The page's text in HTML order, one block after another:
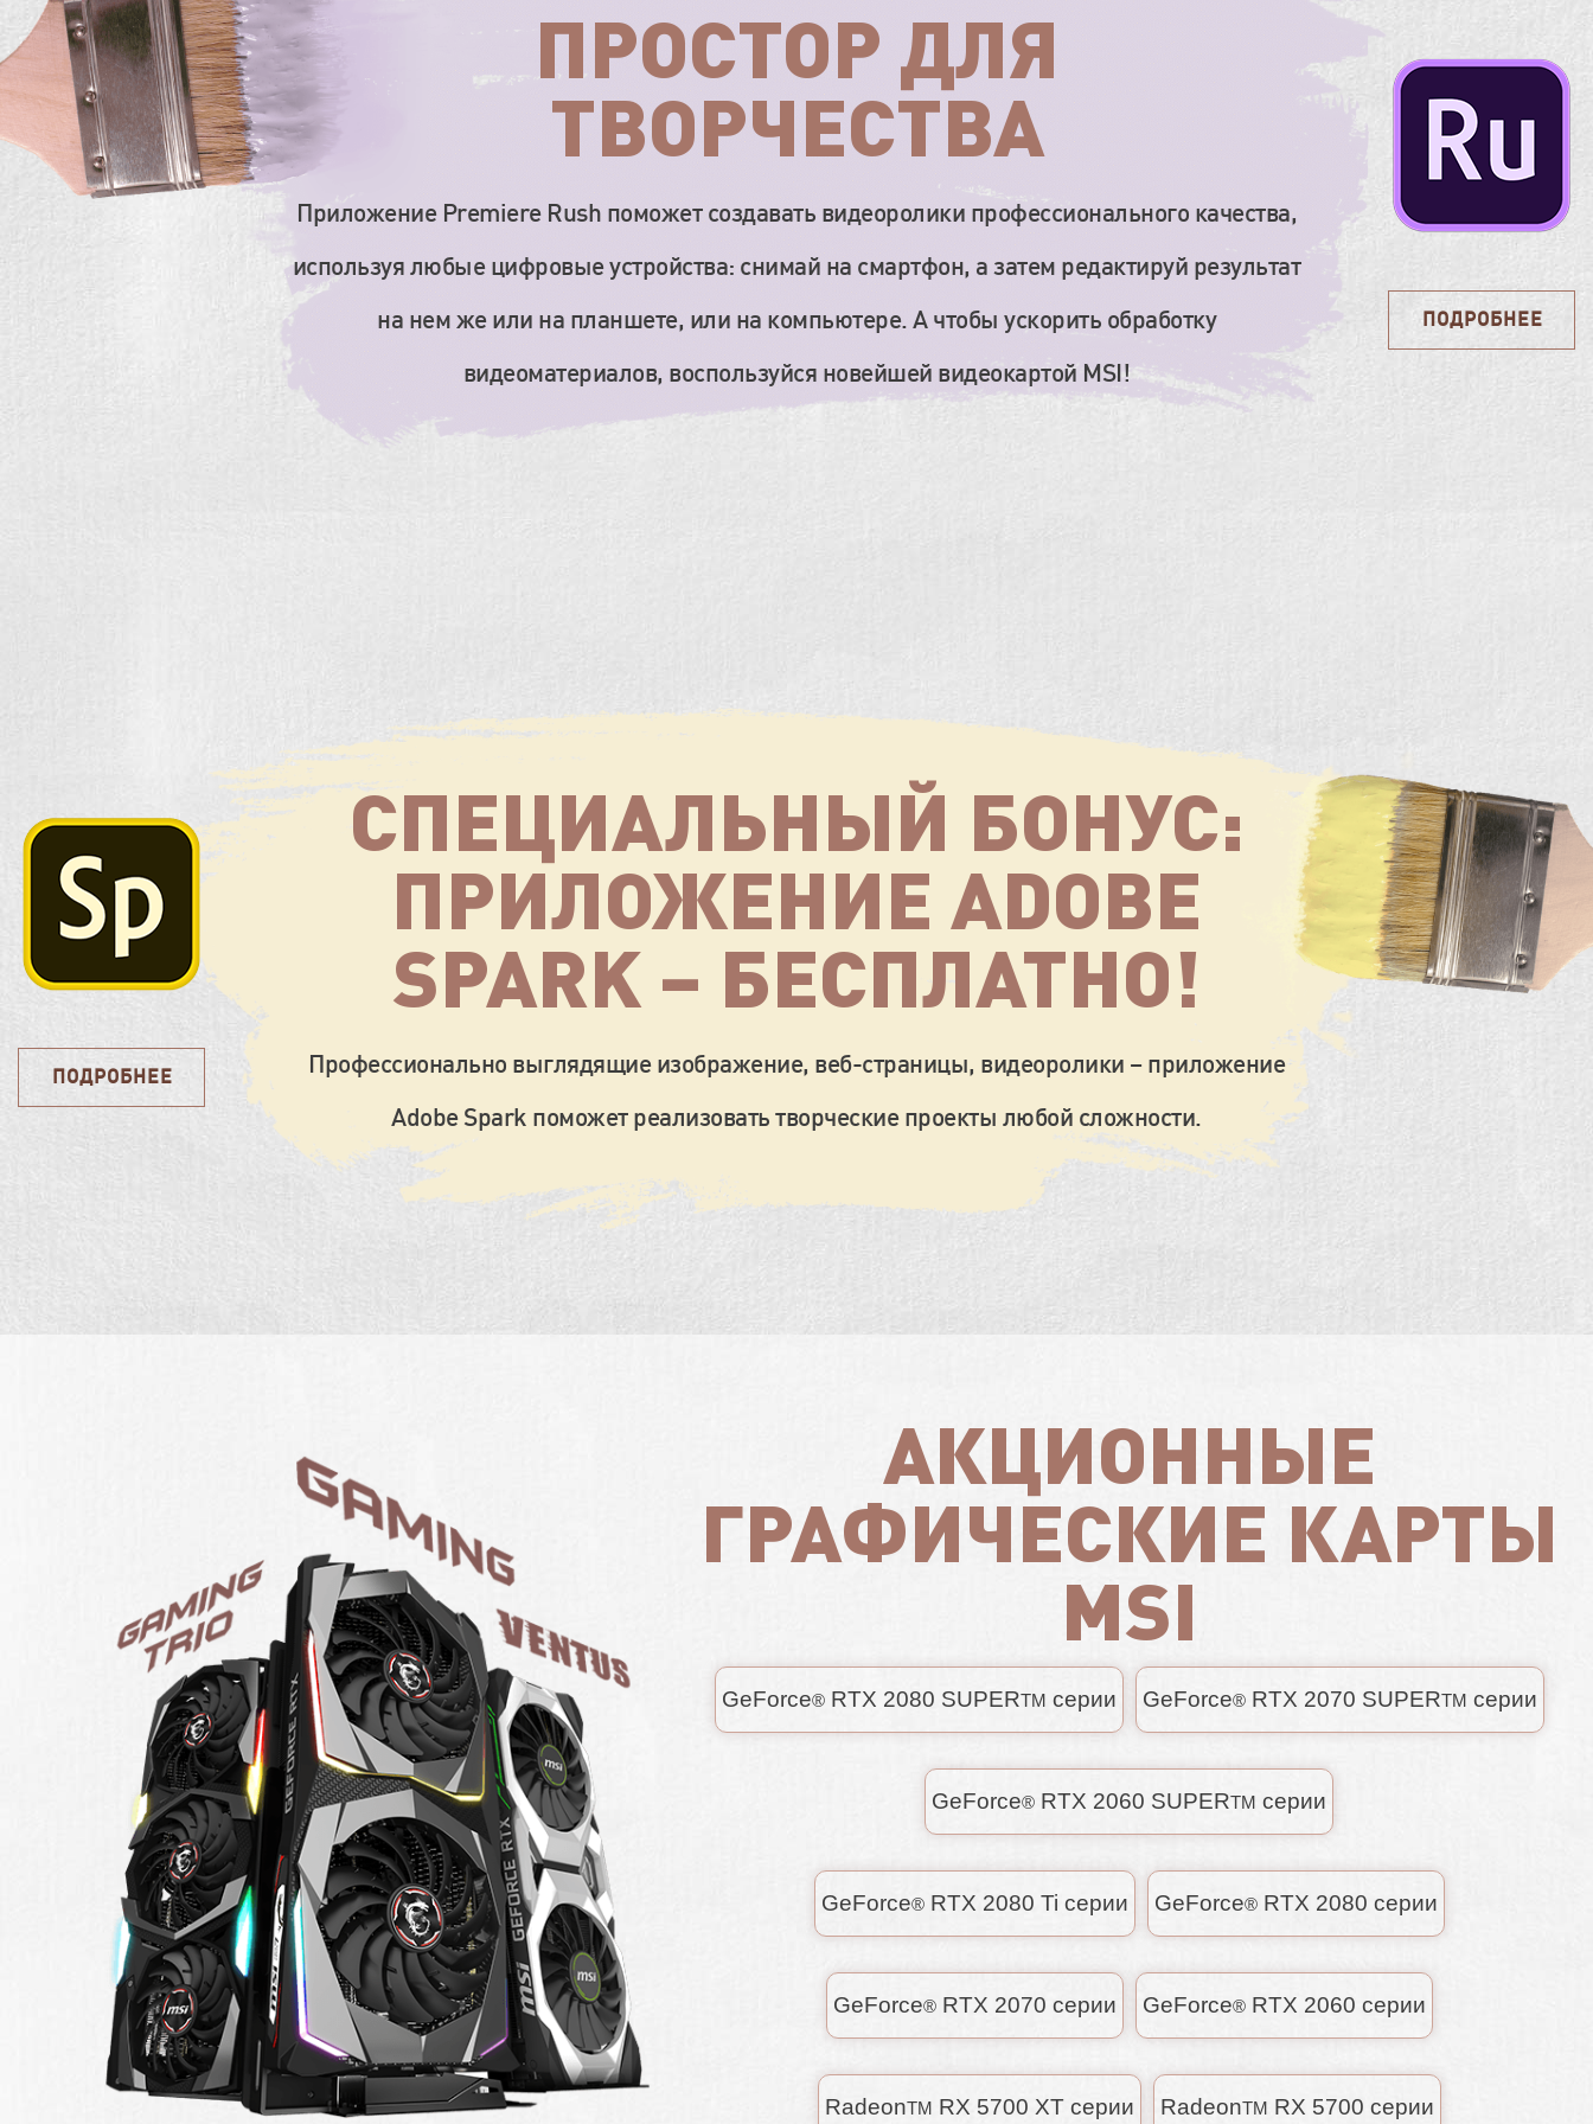
ПРОСТОР ДЛЯ
ТВОРЧЕСТВА
Приложение Premiere Rush поможет создавать видеоролики профессионального качества,
используя любые цифровые устройства: снимай на смартфон, а затем редактируй результат
на нем же или на планшете, или на компьютере. А чтобы ускорить обработку
видеоматериалов, воспользуйся новейшей видеокартой MSI!
ПОДРОБНЕЕ
ПОДРОБНЕЕ
ПОДРОБНЕЕ
ПОДРОБНЕЕ
СПЕЦИАЛЬНЫЙ БОНУС:
ПРИЛОЖЕНИЕ ADOBE
SPARK – БЕСПЛАТНО!
Профессионально выглядящие изображение, веб-страницы, видеоролики – приложение
Adobe Spark поможет реализовать творческие проекты любой сложности.
АКЦИОННЫЕ
ГРАФИЧЕСКИЕ КАРТЫ
MSI
GeForce®RTX 2080 SUPERTM серии GeForce®RTX 2070 SUPERTM серии
GeForce® RTX 2060 SUPERTM серии
GeForce®RTX 2080 Ti серии GeForce®RTX 2080 серии
GeForce®RTX 2070 серии GeForce®RTX 2060 серии
RadeonTM RX 5700 XT серии RadeonTM RX 5700 серии